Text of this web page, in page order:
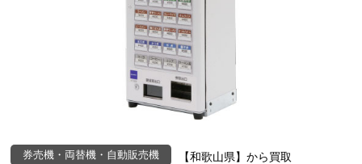
券売機・両替機・自動販売機 【和歌山県】から買取